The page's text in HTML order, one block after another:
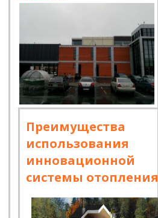
Преимущества
использования
инновационной
системы отопления